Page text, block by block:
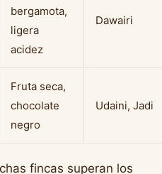
bergamota,
ligera
acidez
Dawairi
Fruta seca,
chocolate
negro
Udaini, Jadi
fincas superan los